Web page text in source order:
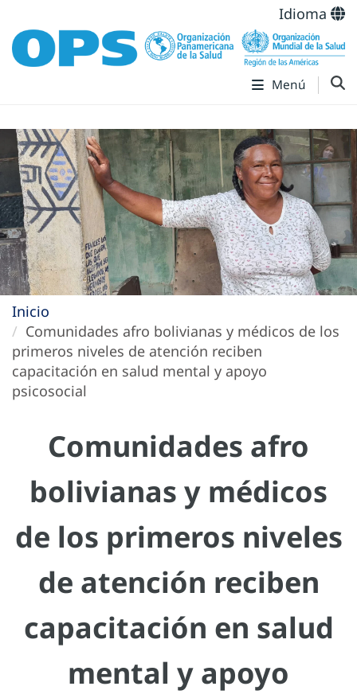
Idioma
Menú
Inicio
Comunidades afro bolivianas y médicos de los
primeros niveles de atención reciben
capacitación en salud mental y apoyo
psicosocial
Comunidades afro
bolivianas y médicos
de los primeros niveles
de atención reciben
capacitación en salud
mental y apoyo